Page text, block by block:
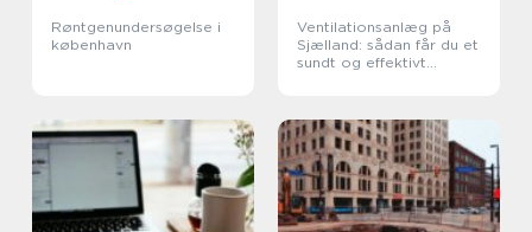
Røntgenundersøgelse i
københavn
Ventilationsanlæg på
Sjælland: sådan får du et
sundt og effektivt